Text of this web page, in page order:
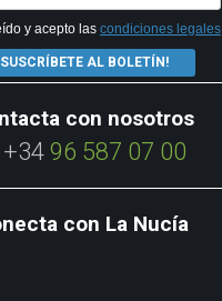
y acepto las condiciones legales
AL BOLETÍN!
con nosotros
96 587 07 00
con La Nucía